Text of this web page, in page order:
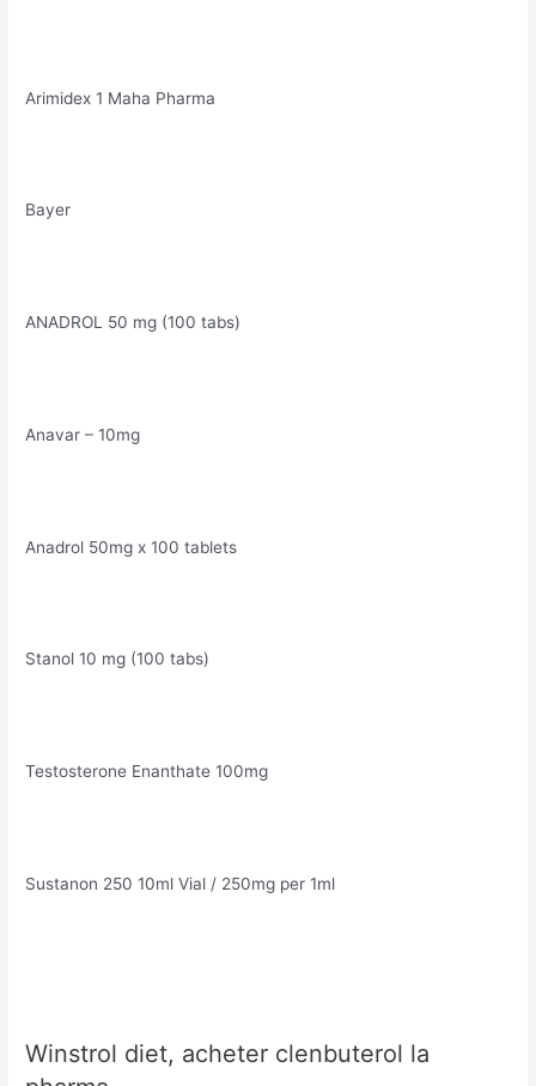
Arimidex 1 Maha Pharma
Bayer
ANADROL 50 mg (100 tabs)
Anavar – 10mg
Anadrol 50mg x 100 tablets
Stanol 10 mg (100 tabs)
Testosterone Enanthate 100mg
Sustanon 250 10ml Vial / 250mg per 1ml
Winstrol diet, acheter clenbuterol la